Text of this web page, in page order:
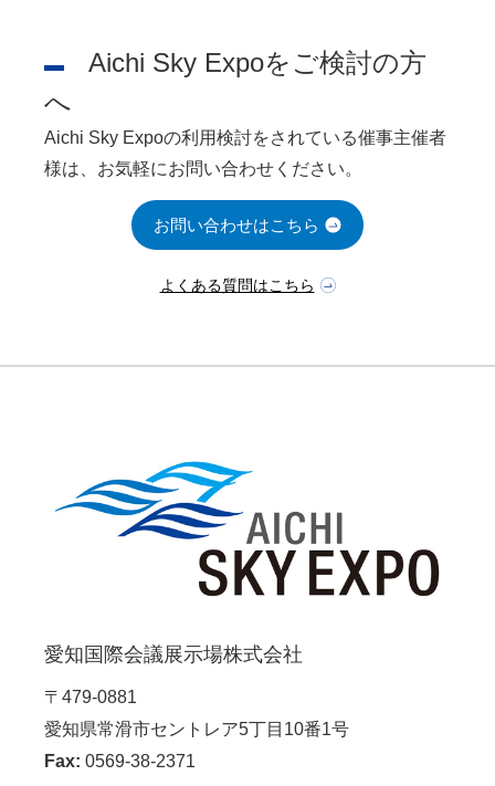
Aichi Sky Expoをご検討の方
へ
Aichi Sky Expoの利用検討をされている催事主催者
様は、お気軽にお問い合わせください。
お問い合わせはこちら
よくある質問はこちら
愛知国際会議展示場株式会社
〒479-0881
愛知県常滑市セントレア5丁目10番1号
Fax: 0569-38-2371